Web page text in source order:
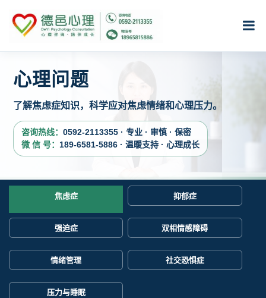
心理问题
了解焦虑症知识，科学应对焦虑情绪和心理压力。
咨询热线： 0592-2113355 · 专业 · 审慎 · 保密
微 信 号： 189-6581-5886 · 温暖支持 · 心理成长
焦虑症 抑郁症
强迫症 双相情感障碍
情绪管理 社交恐惧症
压力与睡眠